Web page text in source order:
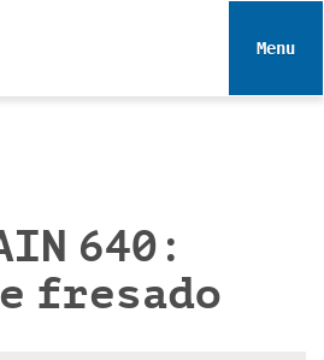
Toggle
640:
fresado